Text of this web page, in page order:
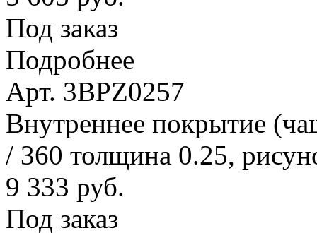
Под заказ
Подробнее
Арт. 3BPZ0257
Внутреннее покрытие
/ 360 толщина 0.25,
9 333 руб.
Под заказ